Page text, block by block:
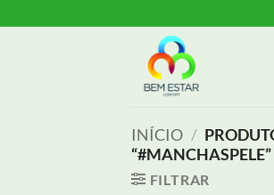
to
INÍCIO /
“#MANCHASPELE”
FILTRAR